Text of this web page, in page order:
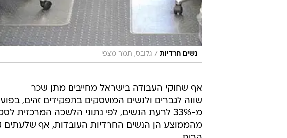
הבית.
מחקר שנעשה לאחרונה במכון החרדי למחקרי
שעל נשים שהן מפרנסות יחידות להחזיק בעבודה בכל
"הסבר זה רלוונטי במיוחד לחברה החרדית, שבה
"תרבות שלא מעודדת תלונה"